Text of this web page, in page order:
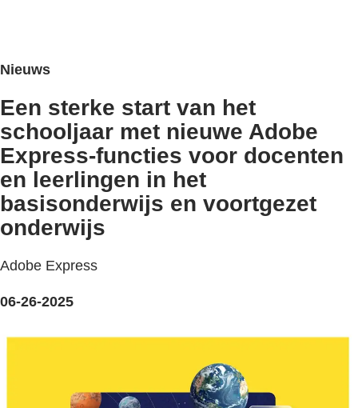
Nieuws
Een sterke start van het
schooljaar met nieuwe Adobe
Express-functies voor docenten
en leerlingen in het
basisonderwijs en voortgezet
onderwijs
Adobe Express
06-26-2025